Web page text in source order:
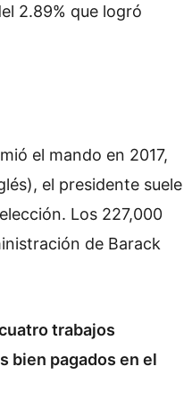
2.89% que logró
el mando en 2017,
el presidente suele
Los 227,000
de Barack
trabajos
bien pagados en el